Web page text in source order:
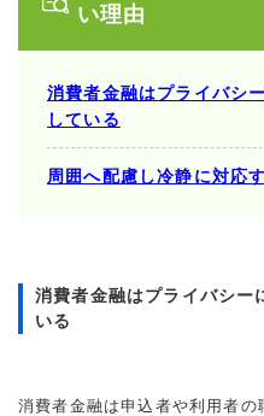
い理由
消費者金融はプライバシ
している
周囲へ配慮し冷静に対応
消費者金融はプライバシー
いる
消費者金融は申込者や利用者